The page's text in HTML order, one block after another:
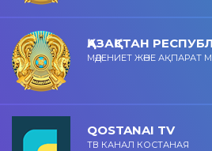
ҚАЗАҚСТАН
МӘДЕНИЕТ ЖӘНЕ АҚПАРАТ
QOSTANAI TV
ТВ КАНАЛ КОСТАНАЯ